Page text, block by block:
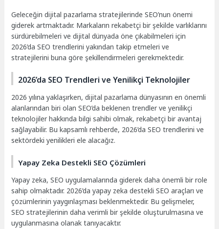
Geleceğin dijital pazarlama stratejilerinde SEO’nun önemi
giderek artmaktadır. Markaların rekabetçi bir şekilde varlıklarını
sürdürebilmeleri ve dijital dünyada öne çıkabilmeleri için
2026’da SEO trendlerini yakından takip etmeleri ve
stratejilerini buna göre şekillendirmeleri gerekmektedir.
2026’da SEO Trendleri ve Yenilikçi Teknolojiler
2026 yılına yaklaşırken, dijital pazarlama dünyasının en önemli
alanlarından biri olan SEO’da beklenen trendler ve yenilikçi
teknolojiler hakkında bilgi sahibi olmak, rekabetçi bir avantaj
sağlayabilir. Bu kapsamlı rehberde, 2026’da SEO trendlerini ve
sektördeki yenilikleri ele alacağız.
Yapay Zeka Destekli SEO Çözümleri
Yapay zeka, SEO uygulamalarında giderek daha önemli bir role
sahip olmaktadır. 2026’da yapay zeka destekli SEO araçları ve
çözümlerinin yaygınlaşması beklenmektedir. Bu gelişmeler,
SEO stratejilerinin daha verimli bir şekilde oluşturulmasına ve
uygulanmasına olanak tanıyacaktır.